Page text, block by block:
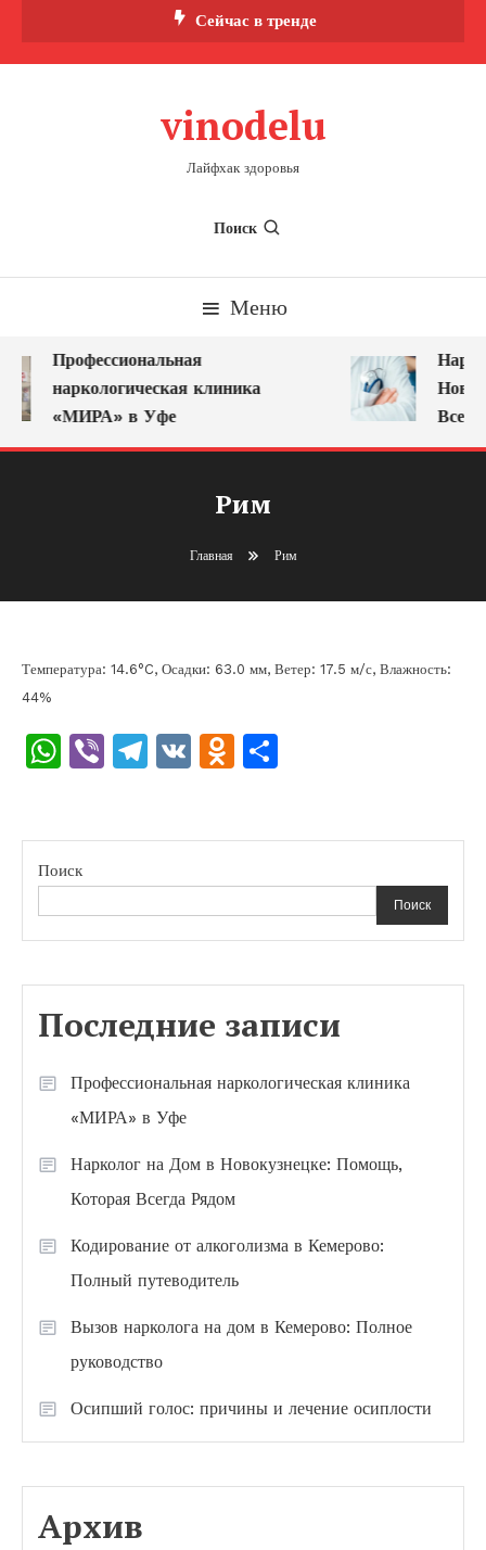
Сейчас в тренде
vinodelu
Лайфхак здоровья
Поиск
Меню
Профессиональная
наркологическая клиника
«МИРА» в Уфе
Рим
Главная Рим
Температура: 14.6°C, Осадки: 63.0 мм, Ветер: 17.5 м/с, Влажность:
44%
WhatsApp
ViberTelegram
VK Odnoklassniki
Поиск
Поиск
Последние записи
Профессиональная наркологическая клиника
«МИРА» в Уфе
Нарколог на Дом в Новокузнецке: Помощь,
Которая Всегда Рядом
Кодирование от алкоголизма в Кемерово:
Полный путеводитель
Вызов нарколога на дом в Кемерово: Полное
руководство
Осипший голос: причины и лечение осиплости
Архив